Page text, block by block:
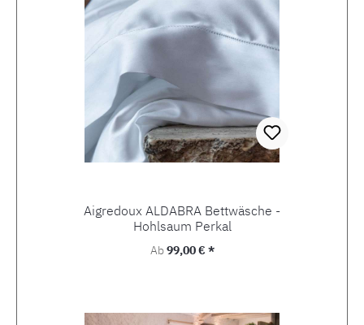
Aigredoux ALDABRA Bettwäsche -
Hohlsaum Perkal
Regulärer Preis:
Ab99,00 € *